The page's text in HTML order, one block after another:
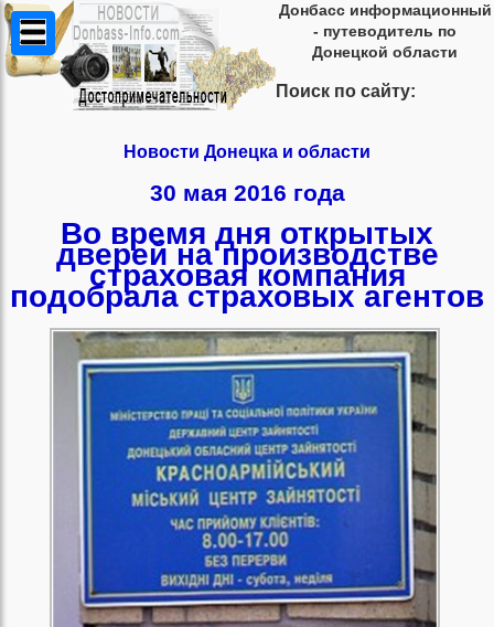
Донбасс информационный
- путеводитель по
Донецкой области
Поиск по сайту:
Новости Донецка и области
30 мая 2016 года
Во время дня открытых
дверей на производстве
страховая компания
подобрала страховых агентов